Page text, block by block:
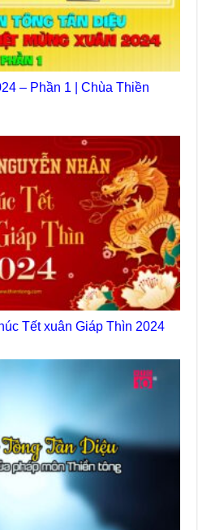
– Phần 1 | Chùa Thiền
Tết xuân Giáp Thìn 2024